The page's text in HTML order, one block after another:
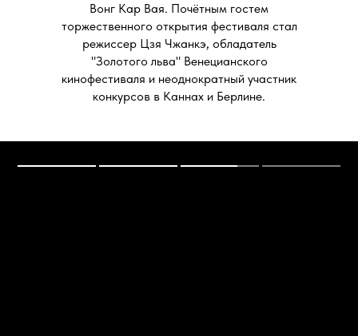
Вонг Кар Вая. Почётным гостем
торжественного открытия фестиваля стал
режиссер Цзя Чжанкэ, обладатель
"Золотого льва" Венецианского
кинофестиваля и неоднократный участник
конкурсов в Каннах и Берлине.